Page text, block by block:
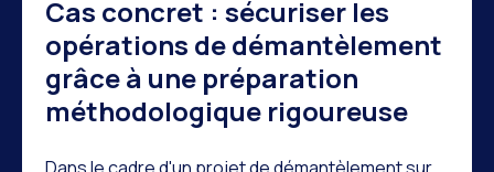
Cas concret : sécuriser les
opérations de démantèlement
grâce à une préparation
méthodologique rigoureuse